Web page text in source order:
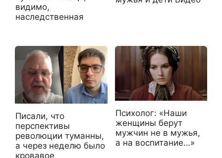
видимо,
наследственная
Писали, что
перспективы
революции туманны,
а через неделю было
кровавое
Психолог: «Haши
женщины берут
мужчин не в мужья,
а нa воспитание…»